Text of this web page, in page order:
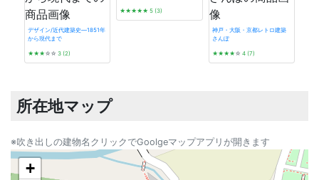
デザイン/近代建築史―1851年
から現代まで
★★★☆☆ 3 (2)
★★★★★ 5 (3)
神戸・大阪・京都レトロ建築
さんぽ
★★★★☆ 4 (7)
所在地マップ
※吹き出しの建物名クリックでGoolgeマップアプリが開きます
+